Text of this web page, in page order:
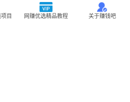
目 网赚优选精品教程 关于赚钱吧